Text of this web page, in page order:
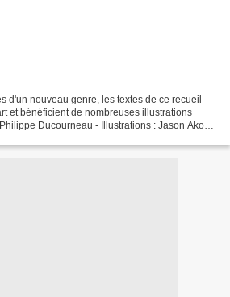
d'un nouveau genre, les textes de ce recueil
et bénéficient de nombreuses illustrations
Ducourneau - Illustrations : Jason Akos